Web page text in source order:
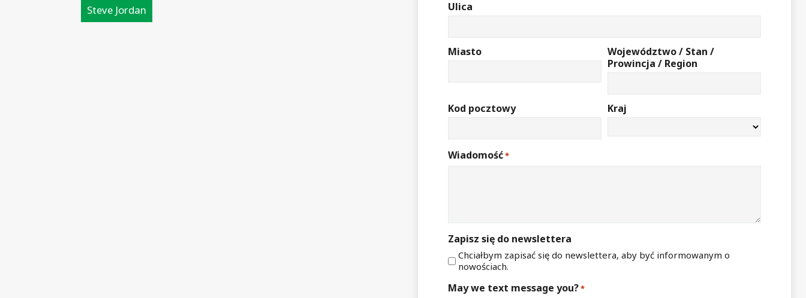
Steve Jordan Ulica
Miasto
Województwo / Stan /
Prowincja / Region
Kod pocztowy Kraj
Wiadomość*
Zapisz się do newslettera
Chciałbym zapisać się do newslettera, aby być informowanym o
nowościach.
May we text message you?*